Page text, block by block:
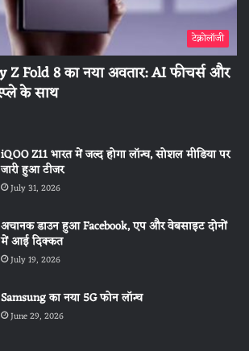
टेक्नोलॉजी
Z Fold 8 का नया अवतार: AI फीचर्स और
के साथ
iQOO Z11 भारत में जल्द होगा लॉन्च, सोशल मीडिया पर
जारी हुआ टीजर
July 31, 2026
अचानक डाउन हुआ Facebook, एप और वेबसाइट दोनों
में आई दिक्कत
July 19, 2026
Samsung का नया 5G फोन लॉन्च
June 29, 2026